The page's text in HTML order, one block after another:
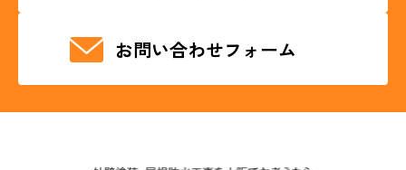
お問い合わせフォーム